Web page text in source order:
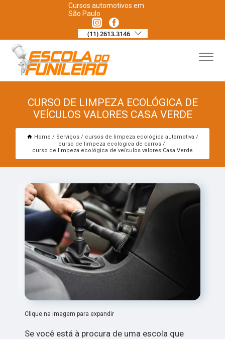
Cursos automotivos em
São Paulo
(11) 2613.3146
CURSO DE LIMPEZA ECOLÓGICA DE
VEÍCULOS VALORES CASA VERDE
Home Serviços
cursos de limpeza ecológica automotiva
curso de limpeza ecológica de carros
curso de limpeza ecológica de veículos valores Casa Verde
Clique na imagem para expandir
Se você está à procura de uma escola que